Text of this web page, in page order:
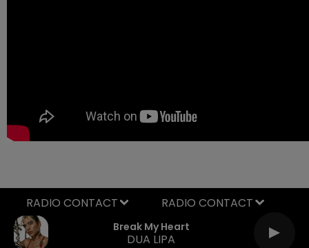
Break My Heart
DUA LIPA
RADIO CONTACT